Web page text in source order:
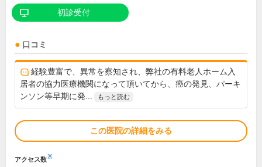
初診受付
口コミ
経験豊富で、異常を察知され、弊社の有料老人ホーム入
居者の協力医療機関になって頂いてから、癌の発見、パーキ
ンソン等早期に発...
もっと読む
この医院の詳細をみる
アクセス数※